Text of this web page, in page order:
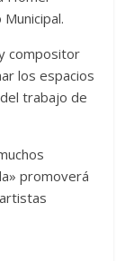
compositor
los espacios
trabajo de
promoverá